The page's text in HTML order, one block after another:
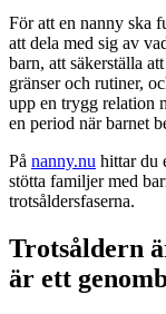
För att en nanny ska
att dela med sig av
barn, att säkerställa
gränser och rutiner,
upp en trygg relation
en period när barnet
På nanny.nu hittar du
stötta familjer med
trotsåldersfaserna.
Trotsåldern
är ett